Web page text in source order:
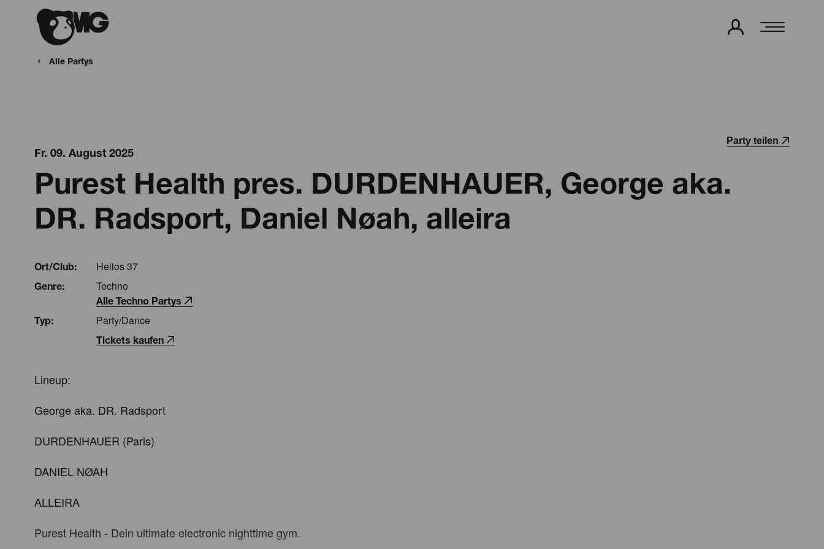
Alle Partys
Party teilen
Fr. 09. August 2025
Purest Health pres. DURDENHAUER, George aka.
DR. Radsport, Daniel Nøah, alleira
Ort/Club: Helios 37
Genre: Techno
Alle Techno Partys
Typ:
Party/Dance
Tickets kaufen
Lineup:
George aka. DR. Radsport
DURDENHAUER (Paris)
DANIEL NØAH
ALLEIRA
Purest Health - Dein ultimate electronic nighttime gym.